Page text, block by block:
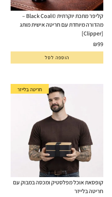
קליפר מתכת יוקרתית ©Black Coal –
מהדורה מיוחדת עם חריטה אישית מותג
[Clipper]
₪99
הוספה לסל
חריטה בלייזר
קופסאת אוכל מפלסטיק ומכסה במבוק עם
חריטה בלייזר